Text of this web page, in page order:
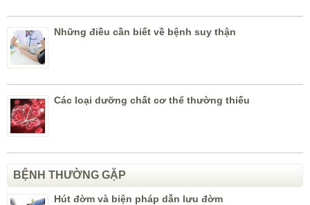
Những điều cần biết về bệnh suy thận
Các loại dưỡng chất cơ thể thường thiếu
BỆNH THƯỜNG GẶP
Hút đờm và biện pháp dẫn lưu đờm